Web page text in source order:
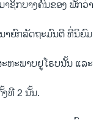
ຊິກບາງ​ຄົນ​ຂອງ ພັກວ່າ
າ​ຍົກ​ລັດ​ຖະ​ມົນ​ຕີ ທີ່​ນິ​ຍົມ​
ຫະ​ພາບ​ຢູ​ໂຣບ​ນັ້ນ ແລະ​
ທີ 2 ນັ້ນ.